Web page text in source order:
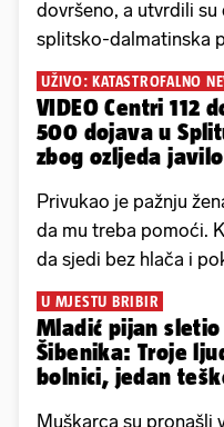
dovršeno, a utvrdili su
splitsko-dalmatinska
UŽIVO: KATASTROFALNO
VIDEO Centri 112
500 dojava u
zbog ozljeda
Privukao je pažnju
da mu treba pomoći.
da sjedi bez hlača i
U MJESTU BRIBIR
Mladić pijan sletio
Šibenika: Troje
bolnici, jedan
Muškarca su pronašli